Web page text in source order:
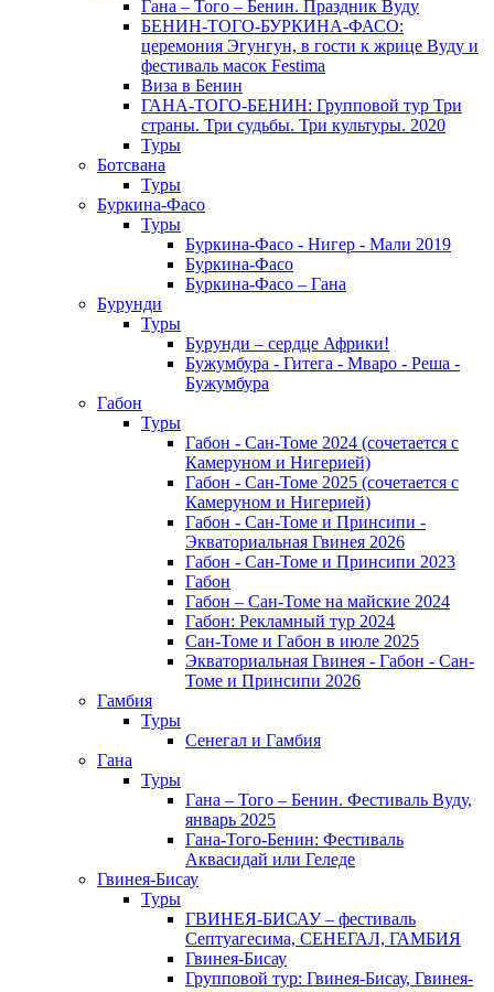
Гана – Того – Бенин. Праздник Вуду
БЕНИН-ТОГО-БУРКИНА-ФАСО:
церемония Эгунгун, в гости к жрице Вуду и
фестиваль масок Festima
Виза в Бенин
ГАНА-ТОГО-БЕНИН: Групповой тур Три
страны. Три судьбы. Три культуры. 2020
Туры
Ботсвана
Туры
Буркина-Фасо
Туры
Буркина-Фасо - Нигер - Мали 2019
Буркина-Фасо
Буркина-Фасо – Гана
Бурунди
Туры
Бурунди – сердце Африки!
Бужумбура - Гитега - Мваро - Реша -
Бужумбура
Габон
Туры
Габон - Сан-Томе 2024 (сочетается с
Камеруном и Нигерией)
Габон - Сан-Томе 2025 (сочетается с
Камеруном и Нигерией)
Габон - Сан-Томе и Принсипи -
Экваториальная Гвинея 2026
Габон - Сан-Томе и Принсипи 2023
Габон
Габон – Сан-Томе на майские 2024
Габон: Рекламный тур 2024
Сан-Томе и Габон в июле 2025
Экваториальная Гвинея - Габон - Сан-
Томе и Принсипи 2026
Гамбия
Туры
Сенегал и Гамбия
Гана
Туры
Гана – Того – Бенин. Фестиваль Вуду,
январь 2025
Гана-Того-Бенин: Фестиваль
Аквасидай или Геледе
Гвинея-Бисау
Туры
ГВИНЕЯ-БИСАУ – фестиваль
Септуагесима, СЕНЕГАЛ, ГАМБИЯ
Гвинея-Бисау
Групповой тур: Гвинея-Бисау, Гвинея-